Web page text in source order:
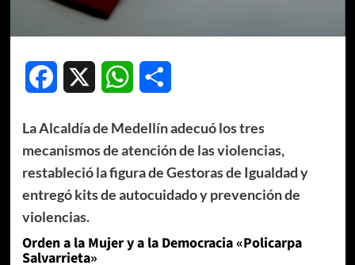
Facebook WhatsApp
La Alcaldía de Medellín adecuó los tres
mecanismos de atención de las violencias,
restableció la figura de Gestoras de Igualdad y
entregó kits de autocuidado y prevención de
violencias.
Orden a la Mujer y a la Democracia «Policarpa
Salvarrieta»